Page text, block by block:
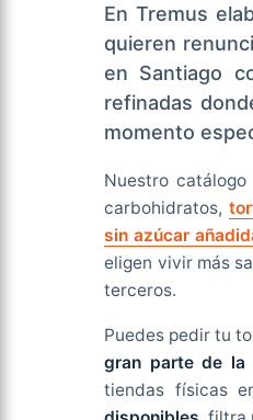
En Tremus
quieren
en Santiago
refinadas
momento
Nuestro
carbohidratos,
sin azúcar
eligen vivir más
terceros.
Puedes pedir tu
gran parte de la
tiendas físicas